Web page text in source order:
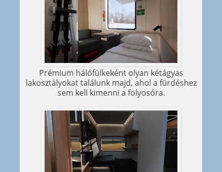
Prémium hálófülkeként olyan kétágyas
lakosztályokat találunk majd, ahol a fürdéshez
sem kell kimenni a folyosóra.